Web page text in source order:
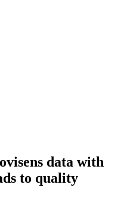
data with
to quality